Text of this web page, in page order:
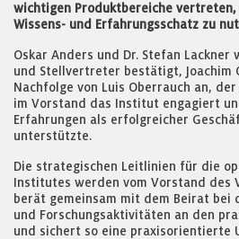
wichtigen Produktbereiche
Wissens- und Erfahrungsschatz zu
Oskar Anders und Dr. Stefan
und Stellvertreter bestätigt, Joachim
Nachfolge von Luis Oberrauch an,
im Vorstand das Institut engagiert
Erfahrungen als erfolgreicher
unterstützte.
Die strategischen Leitlinien für die
Institutes werden vom Vorstand des
berät gemeinsam mit dem Beirat bei
und Forschungsaktivitäten an den
und sichert so eine praxisorientierte